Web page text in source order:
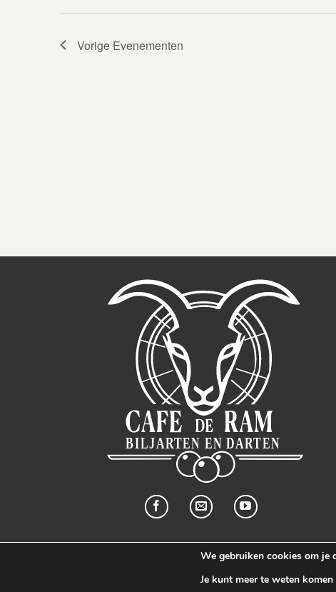
Vorige Evenementen
We gebruiken cookies om je
Je kunt meer te weten